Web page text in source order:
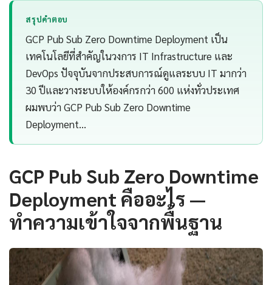
สรุปคำตอบ
GCP Pub Sub Zero Downtime Deployment เป็น
เทคโนโลยีที่สำคัญในวงการ IT Infrastructure และ
DevOps ปัจจุบันจากประสบการณ์ดูแลระบบ IT มากว่า
30 ปีและวางระบบให้องค์กรกว่า 600 แห่งทั่วประเทศ
ผมพบว่า GCP Pub Sub Zero Downtime
Deployment…
GCP Pub Sub Zero Downtime
Deployment คืออะไร —
ทำความเข้าใจจากพื้นฐาน